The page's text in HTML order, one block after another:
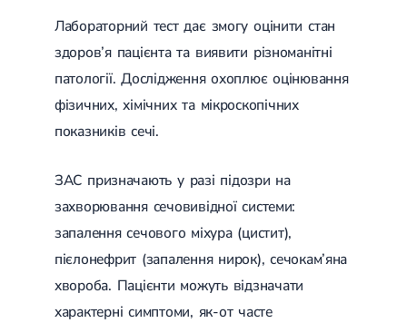
Лабораторний тест дає змогу оцінити стан
здоров’я пацієнта та виявити різноманітні
патології. Дослідження охоплює оцінювання
фізичних, хімічних та мікроскопічних
показників сечі.
ЗАС призначають у разі підозри на
захворювання сечовивідної системи:
запалення сечового міхура (цистит),
пієлонефрит (запалення нирок), сечокам’яна
хвороба. Пацієнти можуть відзначати
характерні симптоми, як-от часте